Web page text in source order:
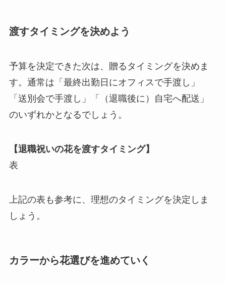
渡すタイミングを決めよう
予算を決定できた次は、贈るタイミングを決めま
す。通常は 「最終出勤日にオフィスで手渡し」
「送別会で手渡し」「（退職後に）自宅へ配送」
のいずれかとなるでしょう。
【退職祝いの花を渡すタイミング】
表
上記の表も参考に、理想のタイミングを決定しま
しょう。
カラーから花選びを進めていく